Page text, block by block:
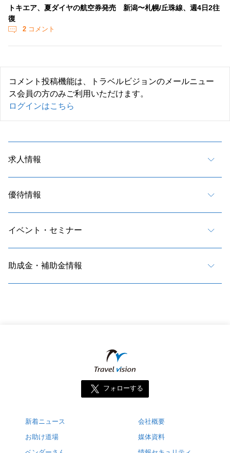
トキエア、夏ダイヤの航空券発売 新潟〜札幌/丘珠線、週4日2往
復
2 コメント
コメント投稿機能は、トラベルビジョンのメールニュー
ス会員の方のみご利用いただけます。
ログインはこちら
求人情報
優待情報
イベント・セミナー
助成金・補助金情報
フォローする
新着ニュース
お助け道場
会社概要
媒体資料